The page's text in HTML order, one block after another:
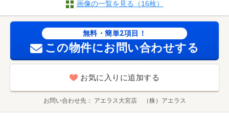
画像の一覧を見る（16枚）
無料・簡単2項目！
この物件にお問い合わせする
お気に入りに追加する
お問い合わせ先 アエラス大宮店 （株）アエラス